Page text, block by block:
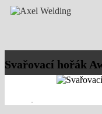
Svařovací hořák